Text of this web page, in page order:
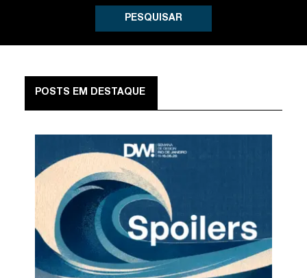
PESQUISAR
POSTS EM DESTAQUE